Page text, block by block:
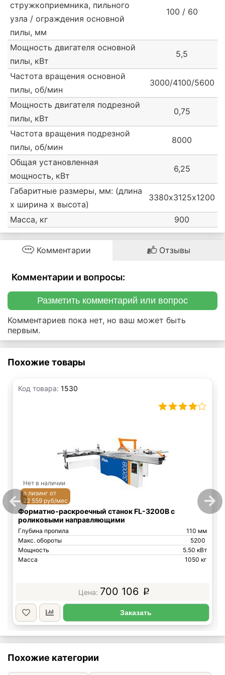
стружкоприемника, пильного
узла / ограждения основной
пилы, мм
100 / 60
Мощность двигателя основной
пилы, кВт
5,5
Частота вращения основной
пилы, об/мин
3000/4100/5600
Мощность двигателя подрезной
пилы, кВт
0,75
Частота вращения подрезной
пилы, об/мин
8000
Общая установленная
мощность, кВт
6,25
Габаритные размеры, мм: (длина
х ширина х высота)
3380х3125х1200
Масса, кг 900
Комментарии Отзывы
Комментарии и вопросы:
Разметить комментарий или вопрос
Комментариев пока нет, но ваш может быть
первым.
Похожие товары
Код товара: 1530
Нет в наличии
в лизинг от
22 559 руб/мес
Форматно-раскроечный станок FL-3200B с
роликовыми направляющими
Глубина пропила
110 мм
Макс. обороты
5200
Мощность
5.50 кВт
Масса
1050 кг
700 106 p
Заказать
Похожие категории